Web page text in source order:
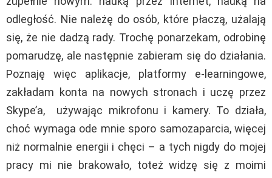
odległość. Nie należę do osób, które płaczą, użalają
się, że nie dadzą rady. Trochę ponarzekam, odrobinę
pomarudzę, ale następnie zabieram się do działania.
Poznaję więc aplikacje, platformy e-learningowe,
zakładam konta na nowych stronach i uczę przez
Skype’a, używając mikrofonu i kamery. To działa,
choć wymaga ode mnie sporo samozaparcia, więcej
niż normalnie energii i chęci – a tych nigdy do mojej
pracy mi nie brakowało, toteż widzę się z moimi